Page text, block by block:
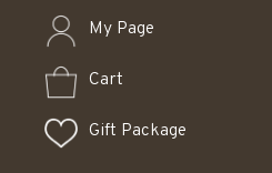
My Page
Cart
Gift Package